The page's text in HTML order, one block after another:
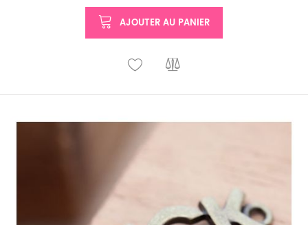
AJOUTER AU PANIER